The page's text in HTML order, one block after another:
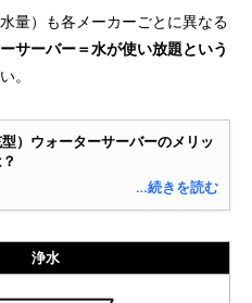
量）も各メーカーごとに異なる
サーバー＝水が使い放題という
。
）ウォーターサーバーのメリッ
…続きを読む
浄水